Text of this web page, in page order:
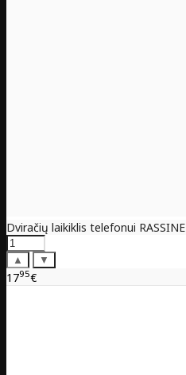
Dviračių laikiklis telefonui RASSINE
▲ ▼
1795€